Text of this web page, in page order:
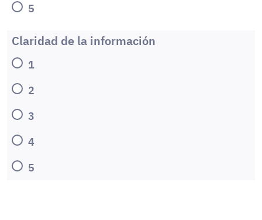
5
Claridad de la información
1
2
3
4
5